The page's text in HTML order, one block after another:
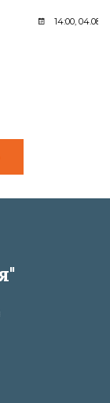
14:00,